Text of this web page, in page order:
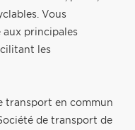
Vous
aux principales
les
transport en commun
de transport de